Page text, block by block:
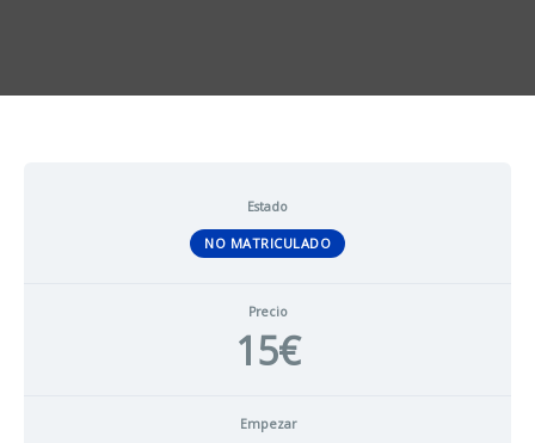
Estado
NO MATRICULADO
Precio
15€
Empezar